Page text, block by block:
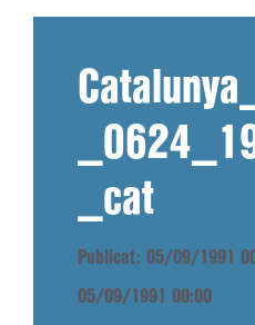
_cat
Publicat: 05/09/1991
05/09/1991 00:00